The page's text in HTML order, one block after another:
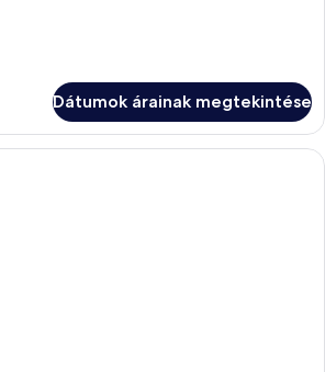
Dátumok árainak megtekintése